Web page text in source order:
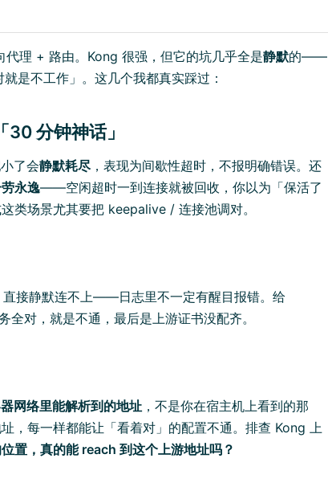
代理 + 路由。Kong 很强，但它的坑几乎全是静默的——
是不工作」。这几个我都真实踩过：
分钟神话」
了会静默耗尽，表现为间歇性超时，不报明确错误。还
永逸——空闲超时一到连接就被回收，你以为「保活了
类场景尤其要把 keepalive / 连接池调对。
直接静默连不上——日志里不一定有醒目报错。给
对，就是不通，最后是上游证书没配齐。
网络里能解析到的地址，不是你在宿主机上看到的那
，每一样都能让「看着对」的配置不通。排查 Kong 上
置，真的能 reach 到这个上游地址吗？